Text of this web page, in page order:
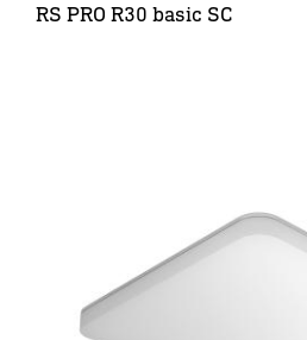
RS PRO R30 basic SC